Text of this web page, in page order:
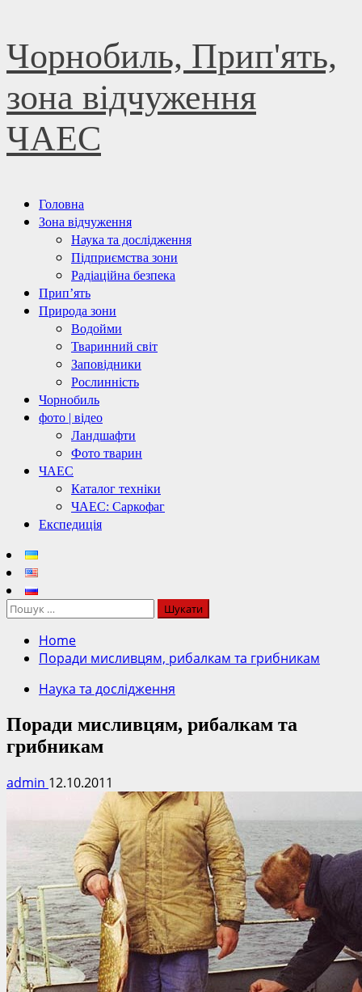
Skip
to
content
Чорнобиль, Прип'ять,
зона відчуження
ЧАЕС
Primary
Menu
Головна
Зона відчуження
Наука та дослідження
Підприємства зони
Радіаційна безпека
Прип’ять
Природа зони
Водойми
Тваринний світ
Заповідники
Рослинність
Чорнобиль
фото | відео
Ландшафти
Фото тварин
ЧАЕС
Каталог техніки
ЧАЕС: Саркофаг
Експедиція
Пошук:
Home
Поради мисливцям, рибалкам та грибникам
Наука та дослідження
Поради мисливцям, рибалкам та
грибникам
admin 12.10.2011